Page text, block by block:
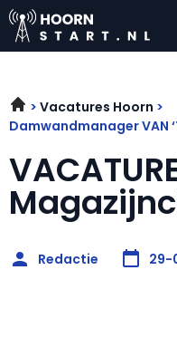
Vacatures Hoorn
Damwandmanager VAN
Redactie 29-